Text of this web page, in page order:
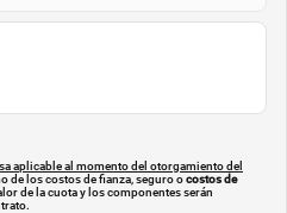
aplicable al momento del otorgamiento del
de los costos de fianza, seguro ocostos de
de la cuota y los componentes serán